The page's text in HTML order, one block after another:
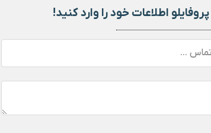
اطلاعات خود را وارد کنید!